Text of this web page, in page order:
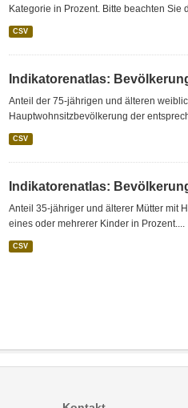
Kategorie in Prozent. Bitte beachten Sie
CSV
Indikatorenatlas:
Anteil der 75-jährigen und älteren
Hauptwohnsitzbevölkerung der
CSV
Indikatorenatlas:
Anteil 35-jähriger und älterer Mütter mit
eines oder mehrerer Kinder in Prozent....
CSV